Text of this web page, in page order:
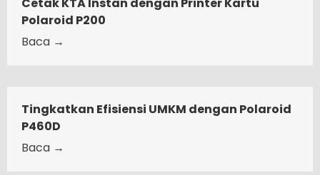
Polaroid P200
Baca →
Tingkatkan Efisiensi UMKM dengan Polaroid
P460D
Baca →